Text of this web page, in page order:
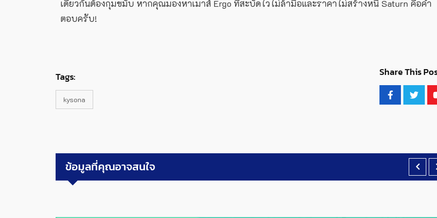
เดียวกันต้องกุมขมับ หากคุณมองหาเมาส์ Ergo ที่สะบัดไวไม่ล้ามือและราคาไม่สร้างหนี้ Saturn คือคำ
ตอบครับ!
Tags:
kysona
Share This
ข้อมูลที่คุณอาจสนใจ